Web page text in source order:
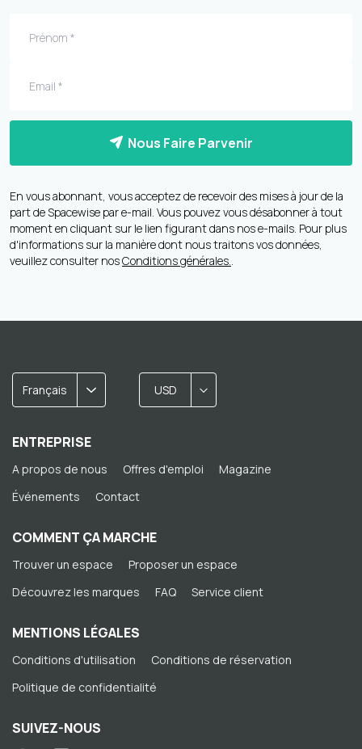
Nous Faire Parvenir
En vous abonnant, vous acceptez de recevoir des mises à jour de la
part de Spacewise par e-mail. Vous pouvez vous désabonner à tout
moment en cliquant sur le lien figurant dans nos e-mails. Pour plus
d'informations sur la manière dont nous traitons vos données,
veuillez consulter nosConditions générales..
Français USD
ENTREPRISE
A propos de nous Offres d'emploi
Magazine
Événements
Contact
COMMENT ÇA MARCHE
Trouver un espace
Proposer un espace
Découvrez les marques
FAQ Service client
MENTIONS LÉGALES
Conditions d'utilisation
Conditions de réservation
Politique de confidentialité
SUIVEZ-NOUS